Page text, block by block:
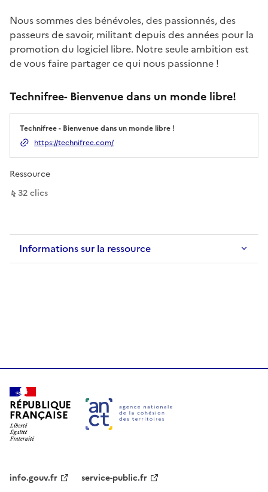
Nous sommes des bénévoles, des passionnés, des
passeurs de savoir, militant depuis des années pour la
promotion du logiciel libre. Notre seule ambition est
de vous faire partager ce qui nous passionne !
Technifree- Bienvenue dans un monde libre!
Technifree - Bienvenue dans un monde libre !
Ouverture dans un nouvel onglet
https://technifree.com/
Ressource
32clics
sur ce lien
Informations sur la ressource
RÉPUBLIQUE
FRANÇAISE
info.gouv.fr service-public.fr